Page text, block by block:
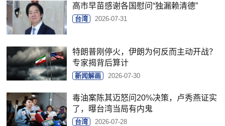
高市早苗感谢各国慰问“独漏赖清德”
台湾 2026-07-31
特朗普刚停火，伊朗为何反而主动开战？
专家揭背后算计
新闻解画 2026-07-30
毒油案陈其迈怒问20%决策，卢秀燕证实
了，曝台湾当局有内鬼
台湾 2026-07-28